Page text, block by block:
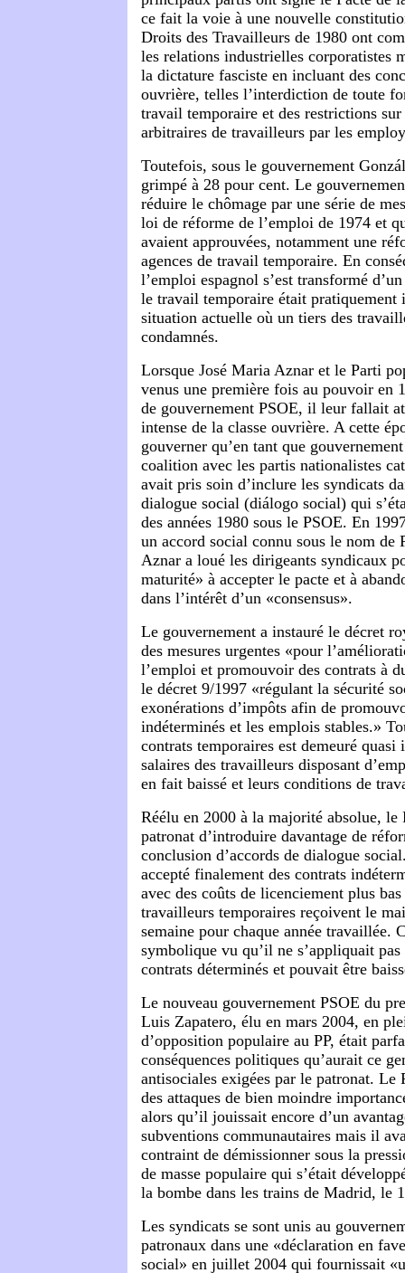
ce fait la voie à une nouvelle
Droits des Travailleurs de 1980 ont
les relations industrielles corporatistes
la dictature fasciste en incluant des
ouvrière, telles l’interdiction de toute
travail temporaire et des restrictions
arbitraires de travailleurs par les
Toutefois, sous le gouvernement
grimpé à 28 pour cent. Le
réduire le chômage par une série de
loi de réforme de l’emploi de 1974 et
avaient approuvées, notamment une
agences de travail temporaire. En
l’emploi espagnol s’est transformé
le travail temporaire était pratiquement
situation actuelle où un tiers des
condamnés.
Lorsque José Maria Aznar et le Parti
venus une première fois au pouvoir en
de gouvernement PSOE, il leur fallait
intense de la classe ouvrière. A cette
gouverner qu’en tant que
coalition avec les partis nationalistes
avait pris soin d’inclure les syndicats
dialogue social (diálogo social) qui
des années 1980 sous le PSOE. En
un accord social connu sous le nom de
Aznar a loué les dirigeants syndicaux
maturité» à accepter le pacte et à
dans l’intérêt d’un «consensus».
Le gouvernement a instauré le décret
des mesures urgentes «pour
l’emploi et promouvoir des contrats à
le décret 9/1997 «régulant la sécurité
exonérations d’impôts afin de
indéterminés et les emplois stables.»
contrats temporaires est demeuré quasi
salaires des travailleurs disposant
en fait baissé et leurs conditions de
Réélu en 2000 à la majorité absolue, le
patronat d’introduire davantage de
conclusion d’accords de dialogue
accepté finalement des contrats
avec des coûts de licenciement plus
travailleurs temporaires reçoivent le
semaine pour chaque année travaillée.
symbolique vu qu’il ne s’appliquait
contrats déterminés et pouvait être
Le nouveau gouvernement PSOE du
Luis Zapatero, élu en mars 2004, en
d’opposition populaire au PP, était
conséquences politiques qu’aurait ce
antisociales exigées par le patronat. Le
des attaques de bien moindre
alors qu’il jouissait encore d’un
subventions communautaires mais il
contraint de démissionner sous la
de masse populaire qui s’était
la bombe dans les trains de Madrid, le
Les syndicats se sont unis au
patronaux dans une «déclaration en
social» en juillet 2004 qui fournissait